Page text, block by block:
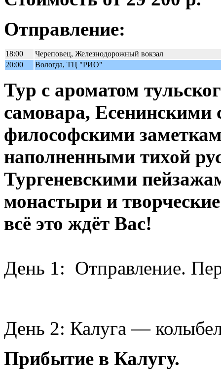
Отправление:
18:00
Череповец, Железнодорожный вокзал
20:00
Вологда, ТЦ "РИО"
Тур с ароматом
самовара,
философскими
наполненными тихой
Тургеневскими
монастыри и
всё это ждёт Вас!
День 1: Отправление.
День 2: Калуга —
Прибытие в Калугу.